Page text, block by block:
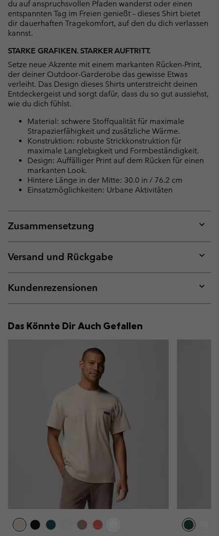
du auf anspruchsvollen Pfaden wanderst oder einen
entspannten Tag im Freien genießt – dieses Shirt bietet
dir dauerhaften Tragekomfort, auf den du dich verlassen
kannst.
STARKE GRAFIKEN. STARKER AUFTRITT.
Setze neue Akzente mit einem markanten Rücken-Print,
der deiner Outdoor-Garderobe das gewisse Etwas
verleiht. Das Design dieses Shirts unterstreicht deinen
Entdeckergeist und sorgt dafür, dass du so gut aussiehst,
wie du dich fühlst.
Material: schwere Stoffqualität für maximale
Strapazierfähigkeit und zusätzliche Wärme.
Konstruktion: robuste Strickkonstruktion für
maximale Langlebigkeit und Formbeständigkeit.
Design: Auffälliger Print auf dem Rücken für einen
markanten Look.
Hintere Länge in der Mitte: 30.0 in / 76.2 cm
Einsatzmöglichkeiten: Urbane Aktivitäten
Zusammensetzung
or
Versand und Rückgabe
or
Kundenrezensionen
or
Das Könnte Dir Auch Gefallen